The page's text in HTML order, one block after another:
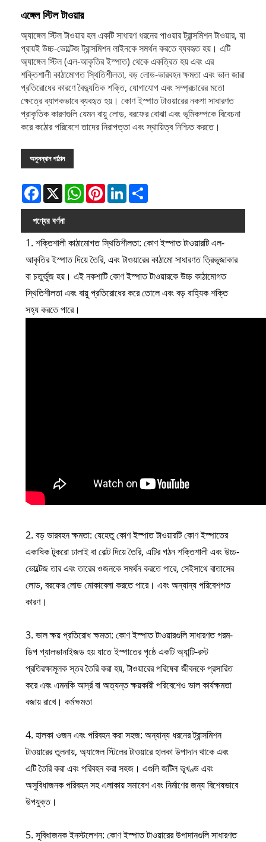
এঙ্গেল স্টিল টাওয়ার
অ্যাঙ্গেল স্টিল টাওয়ার হল একটি সাধারণ ধরনের পাওয়ার ট্রান্সমিশন টাওয়ার, যা
প্রায়ই উচ্চ-ভোল্টেজ ট্রান্সমিশন লাইনকে সমর্থন করতে ব্যবহৃত হয়। এটি
অ্যাঙ্গেল স্টিল (এল-আকৃতির ইস্পাত) থেকে একত্রিত হয় এবং এর
শক্তিশালী কাঠামোগত স্থিতিশীলতা, বড় লোড-ভারবহন ক্ষমতা এবং ভাল জারা
প্রতিরোধের কারণে বৈদ্যুতিক শক্তি, যোগাযোগ এবং সম্প্রচারের মতো
ক্ষেত্রে ব্যাপকভাবে ব্যবহৃত হয়। কোণ ইস্পাত টাওয়ারের নকশা সাধারণত
প্রাকৃতিক কারণগুলি যেমন বায়ু লোড, বরফের বোঝা এবং ভূমিকম্পকে বিবেচনা
করে কঠোর পরিবেশে তাদের নিরাপত্তা এবং স্থায়িত্ব নিশ্চিত করতে।
অনুসন্ধান পাঠান
Facebook
X WhatsAppPinterestLinkedIn
পণ্যের বর্ণনা
1. শক্তিশালী কাঠামোগত স্থিতিশীলতা: কোণ ইস্পাত টাওয়ারটি এল-
আকৃতির ইস্পাত দিয়ে তৈরি, এবং টাওয়ারের কাঠামো সাধারণত ত্রিভুজাকার
বা চতুর্ভুজ হয়। এই নকশাটি কোণ ইস্পাত টাওয়ারকে উচ্চ কাঠামোগত
স্থিতিশীলতা এবং বায়ু প্রতিরোধের করে তোলে এবং বড় বাহ্যিক শক্তি
সহ্য করতে পারে।
2. বড় ভারবহন ক্ষমতা: যেহেতু কোণ ইস্পাত টাওয়ারটি কোণ ইস্পাতের
একাধিক টুকরো ঢালাই বা বোল্ট দিয়ে তৈরি, এটির গঠন শক্তিশালী এবং উচ্চ-
ভোল্টেজ তার এবং তারের ওজনকে সমর্থন করতে পারে, সেইসাথে বাতাসের
লোড, বরফের লোড মোকাবেলা করতে পারে। এবং অন্যান্য পরিবেশগত
কারণ।
3. ভাল ক্ষয় প্রতিরোধ ক্ষমতা: কোণ ইস্পাত টাওয়ারগুলি সাধারণত গরম-
ডিপ গ্যালভানাইজড হয় যাতে ইস্পাতের পৃষ্ঠে একটি অ্যান্টি-রস্ট
প্রতিরক্ষামূলক স্তর তৈরি করা হয়, টাওয়ারের পরিষেবা জীবনকে প্রসারিত
করে এবং এমনকি আর্দ্র বা অত্যন্ত ক্ষয়কারী পরিবেশেও ভাল কার্যক্ষমতা
বজায় রাখে। কর্মক্ষমতা
4. হালকা ওজন এবং পরিবহন করা সহজ: অন্যান্য ধরনের ট্রান্সমিশন
টাওয়ারের তুলনায়, অ্যাঙ্গেল স্টিলের টাওয়ারে হালকা উপাদান থাকে এবং
এটি তৈরি করা এবং পরিবহন করা সহজ। এগুলি জটিল ভূখণ্ড এবং
অসুবিধাজনক পরিবহন সহ এলাকায় সমাবেশ এবং নির্মাণের জন্য বিশেষভাবে
উপযুক্ত।
5. সুবিধাজনক ইনস্টলেশন: কোণ ইস্পাত টাওয়ারের উপাদানগুলি সাধারণত